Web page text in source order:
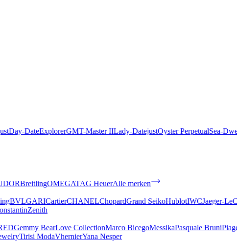
Day-DateExplorerGMT-Master IILady-DatejustOyster PerpetualSea-
BreitlingOMEGATAG HeuerAlle merken
BVLGARICartierCHANELChopardGrand SeikoHublotIWCJaeger-
Zenith
Gemmy BearLove CollectionMarco BicegoMessikaPasquale Bruni
Tirisi ModaVhernierYana Nesper